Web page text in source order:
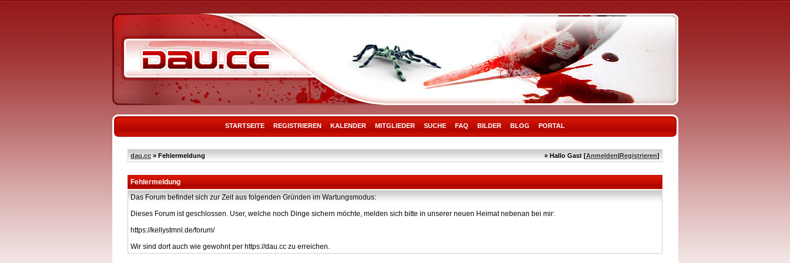
STARTSEITE REGISTRIEREN KALENDER MITGLIEDER SUCHE FAQ BILDER BLOG PORTAL
dau.cc » Fehlermeldung » Hallo Gast [Anmelden|Registrieren]
Fehlermeldung
Das Forum befindet sich zur Zeit aus folgenden Gründen im Wartungsmodus:
Dieses Forum ist geschlossen. User, welche noch Dinge sichern möchte, melden sich bitte in unserer neuen Heimat nebenan bei mir:
https://kellystmnl.de/forum/
Wir sind dort auch wie gewohnt per https://dau.cc zu erreichen.